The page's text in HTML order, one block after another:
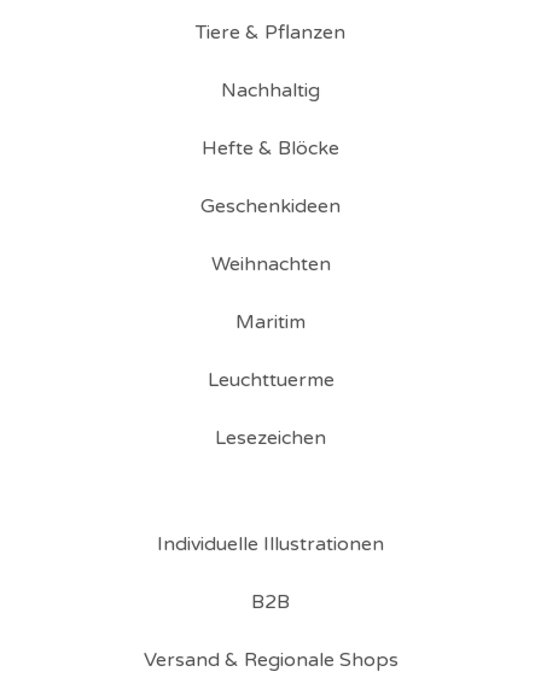
Tiere & Pflanzen
Nachhaltig
Hefte & Blöcke
Geschenkideen
Weihnachten
Maritim
Leuchttuerme
Lesezeichen
Individuelle Illustrationen
B2B
Versand & Regionale Shops